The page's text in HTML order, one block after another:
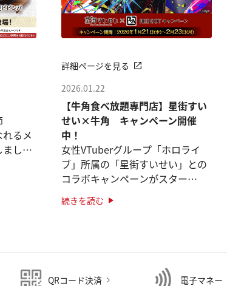
るメ
した
焼ビ
詳細ページを見る
2026.01.22
【牛角食べ放題専門店】星街すい
せい×牛角 キャンペーン開催
中！
女性VTuberグループ「ホロライ
ブ」所属の「星街すいせい」との
コラボキャンペーンがスター
ト！！
「星街すいせいセレクト盛り」
さらに！オリジナルステッ ···
続きを読む
QRコード決済 電子マネー